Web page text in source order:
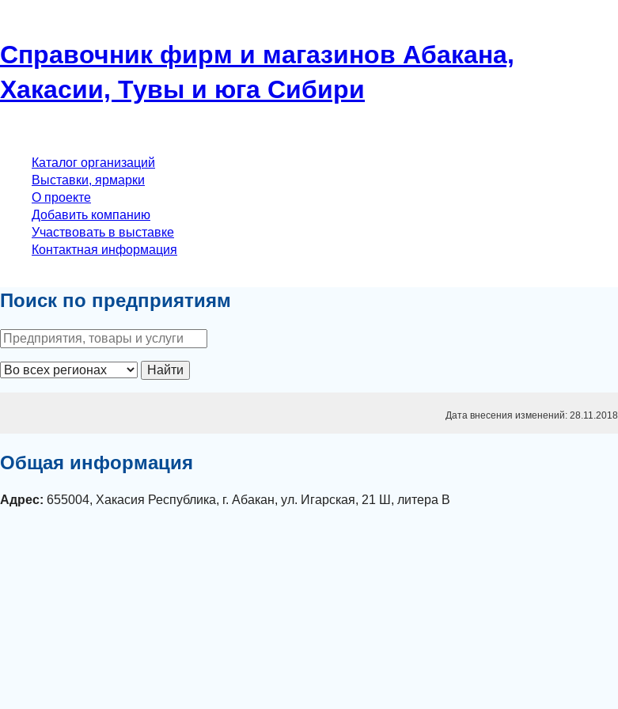
Справочник фирм и магазинов Абакана,
Хакасии, Тувы и юга Сибири
Каталог организаций
Выставки, ярмарки
О проекте
Добавить компанию
Участвовать в выставке
Контактная информация
Поиск по предприятиям
Найти
Дата внесения изменений: 28.11.2018
Общая информация
Адрес: 655004, Хакасия Республика, г. Абакан, ул. Игарская, 21 Ш, литера В